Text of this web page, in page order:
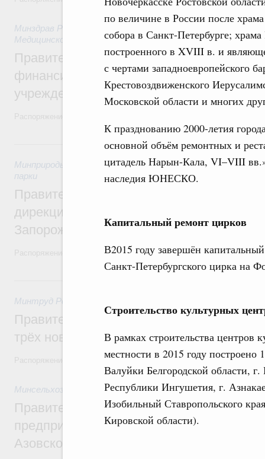
по величине в России после
собора в Санкт-Петербурге;
построенного в XVIII в. и
с чертами западноевропейского
Крестовоздвиженского
Московской области и многих
К празднованию 2000-летия
основной объём ремонтных и
цитадель Нарын-Кала, VI–VIII
наследия ЮНЕСКО.
Капитальный ремонт цирков
В2015 году завершён
Санкт-Петербургского цирка на
Строительство культурных
В рамках строительства центров
местности в 2015 году
Валуйки Белгородской области,
Республики Ингушетия, г.
Изобильный Ставропольского
Кировской области).
Минздрав России
Медицинское страхование
Правительство направит ряду регионов
финансирование на строительство и
учреждений
26 июля, воскресенье
Минприроды России 26 июля 2026,Охрана природы.
парки
Правительство утвердило
дирекции особо охраняемых природных
Запорожской области
Распоряжение от 21 июля 2026 года №1915-р
Минтруд России
Правительство выделило
трёх новых центров протезирования и
Распоряжение от 24 июля 2026 года №1953-р
Минсельхоз России 25 июля 2026, Рыболовство,
Правительство направит
предприятий рыбохозяйственного
Азовском морях